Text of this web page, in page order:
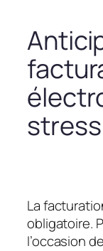
stress
La
obligatoire.
l’occasion